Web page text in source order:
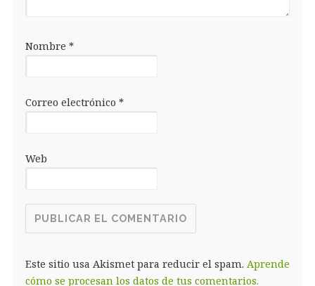
Nombre *
Correo electrónico *
Web
Este sitio usa Akismet para reducir el spam. Aprende
cómo se procesan los datos de tus comentarios.